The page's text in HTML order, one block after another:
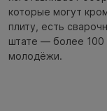
которые могут
плиту, есть
штате — более 100
молодёжи.